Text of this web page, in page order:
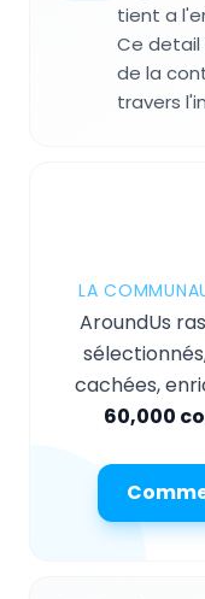
tient a
Ce
de la
travers
LA
AroundUs
cachées,
60,000